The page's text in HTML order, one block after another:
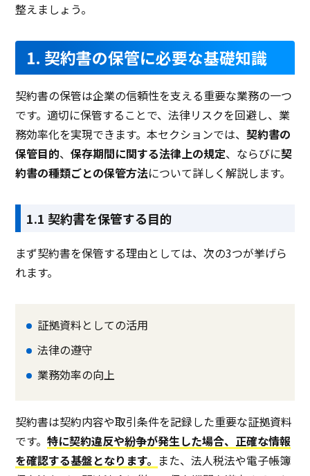
整えましょう。
1. 契約書の保管に必要な基礎知識
契約書の保管は企業の信頼性を支える重要な業務の一つ
です。適切に保管することで、法律リスクを回避し、業
務効率化を実現できます。本セクションでは、契約書の
保管目的、保存期間に関する法律上の規定、ならびに契
約書の種類ごとの保管方法について詳しく解説します。
1.1 契約書を保管する目的
まず契約書を保管する理由としては、次の3つが挙げら
れます。
証拠資料としての活用
法律の遵守
業務効率の向上
契約書は契約内容や取引条件を記録した重要な証拠資料
です。特に契約違反や紛争が発生した場合、正確な情報
を確認する基盤となります。 また、法人税法や電子帳簿